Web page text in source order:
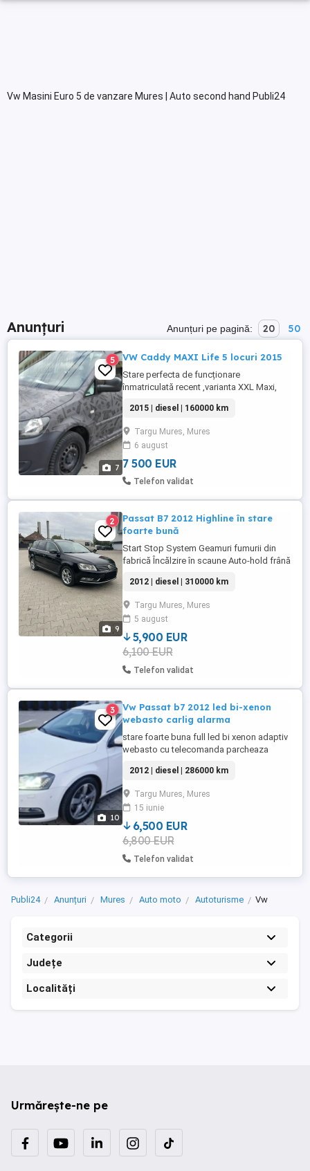
Vw Masini Euro 5 de vanzare Mures | Auto second hand Publi24
Anunțuri Anunțuri pe pagină: 20 50
7
5 VW Caddy MAXI Life 5 locuri 2015
Stare perfecta de funcționare
înmatriculată recent ,varianta XXL Maxi,
102 CP climă, senzor presiune
roti,navigatie,bord refrigerat ,phone
bluetooth, multimedia, bord computer an
fabricație 2015 , import germania
colantata folie protecție , ITP făcut la RAR
,valabil ...
2015 | diesel | 160000 km
Targu Mures, Mures
6 august
7 500 EUR
Telefon validat
9
2
Passat B7 2012 Highline în stare
foarte bună
Start Stop System Geamuri fumurii din
fabrică Încălzire în scaune Auto-hold frână
parcare Bluetooth Scaun reglabil electric
Navigație Oglinzi încălzite Interior tapițerie
în stare perfectă Jante pe 17 Adaptive
Cruise Control Faruri Bi-Xenon cu AFS
Navigație ...
2012 | diesel | 310000 km
Targu Mures, Mures
5 august
5,900 EUR
6,100 EUR
Telefon validat
10
3
Vw Passat b7 2012 led bi-xenon
webasto carlig alarma
stare foarte buna full led bi xenon adaptiv
webasto cu telecomanda parcheaza
perimetru navigatie originala cu bluetooth
și sd card key less go & in incalzire
scaune climatronic oglinzi heliomate
carlig jante aliaj 2 chei presuri cauciuc și
tavita portbagaj cauciuc distributie ...
2012 | diesel | 286000 km
Targu Mures, Mures
15 iunie
6,500 EUR
6,800 EUR
Telefon validat
Publi24 Anunțuri Mures Auto moto Autoturisme Vw
Categorii
Județe
Localități
Urmărește-ne pe